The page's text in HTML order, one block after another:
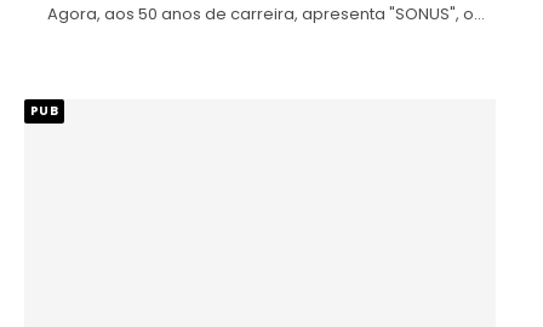
Agora, aos 50 anos de carreira, apresenta "SONUS", o…
PUB